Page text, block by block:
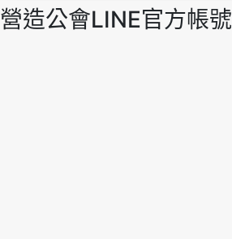
營造公會LINE官方帳號